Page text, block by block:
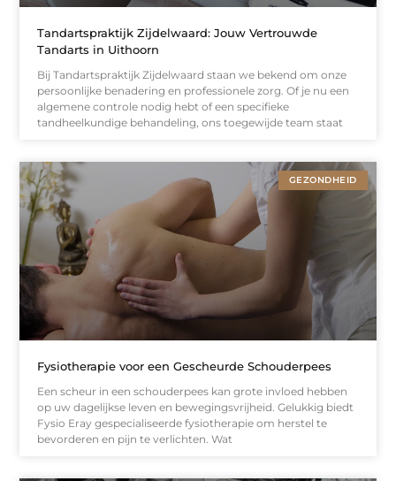
Tandartspraktijk Zijdelwaard: Jouw Vertrouwde
Tandarts in Uithoorn
Bij Tandartspraktijk Zijdelwaard staan we bekend om onze
persoonlijke benadering en professionele zorg. Of je nu een
algemene controle nodig hebt of een specifieke
tandheelkundige behandeling, ons toegewijde team staat
GEZONDHEID
Fysiotherapie voor een Gescheurde Schouderpees
Een scheur in een schouderpees kan grote invloed hebben
op uw dagelijkse leven en bewegingsvrijheid. Gelukkig biedt
Fysio Eray gespecialiseerde fysiotherapie om herstel te
bevorderen en pijn te verlichten. Wat